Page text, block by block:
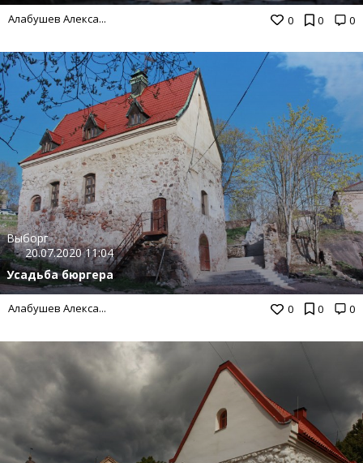
0 0 0
Алабушев Алекса...
0 0 0
Выборг
20.07.2020 11:04
Усадьба бюргера
Алабушев Алекса...